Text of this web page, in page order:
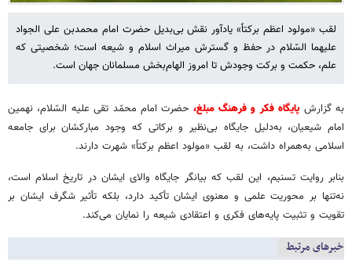
لقب «مولود اعظم برکتاً» یادآور نقش بی‌بدیل حضرت امام محمدبن علی الجواد
علیهما السّلام در حفظ و گسترش میراث اسلام و شیعه است؛ شخصیتی که
علم، حکمت و برکت وجودش تا امروز الهام‌بخش مسلمانان جهان است.
به گزارش پایگاه فکر و فرهنگ مبلغ، حضرت امام محمّد تقی علیه السّلام، نهمین
امام شیعیان، به‌دلیل جایگاه بی‌نظیر و برکاتی که وجود مبارکشان برای جامعه
اسلامی به‌همراه داشت، به لقب «مولود اعظم برکتاً» شهرت دارند.
بنابر روایت تسنیم، این لقب که بیانگر جایگاه والای ایشان در تاریخ اسلام است،
نه‌تنها بر محوریت علمی و معنوی ایشان تأکید دارد، بلکه تأثیر شگرف ایشان بر
تقویت و تثبیت پایه‌های فکری و اعتقادی شیعه را نمایان می‌کند.
خبرهای مرتبط